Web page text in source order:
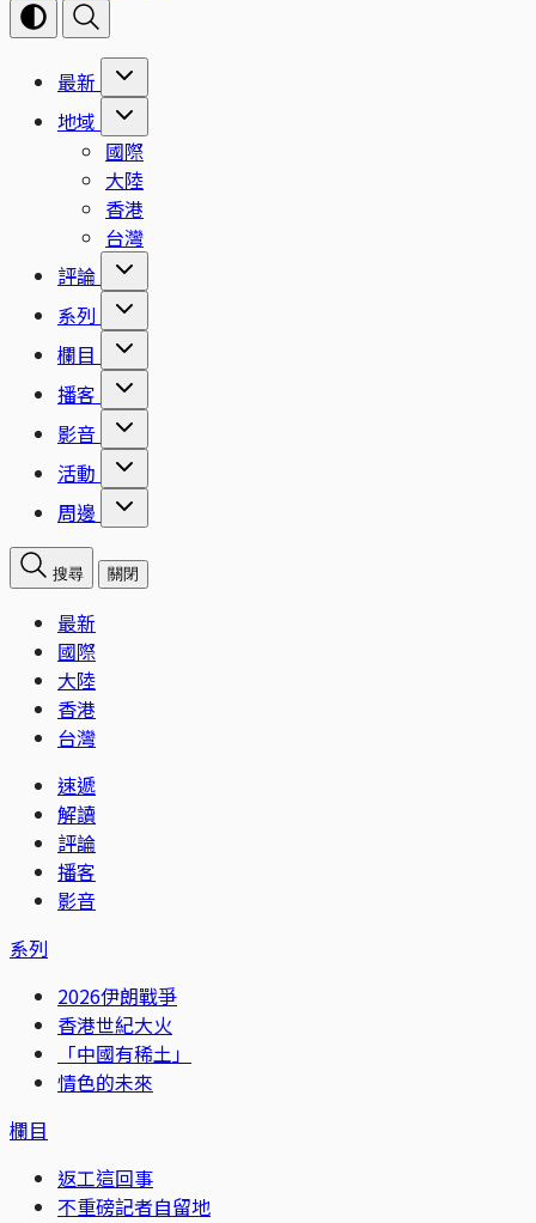
最新
地域
國際
大陸
香港
台灣
評論
系列
欄目
播客
影音
活動
周邊
搜尋 關閉
最新
國際
大陸
香港
台灣
速遞
解讀
評論
播客
影音
系列
2026伊朗戰爭
香港世紀大火
「中國有稀土」
情色的未來
欄目
返工這回事
不重磅記者自留地